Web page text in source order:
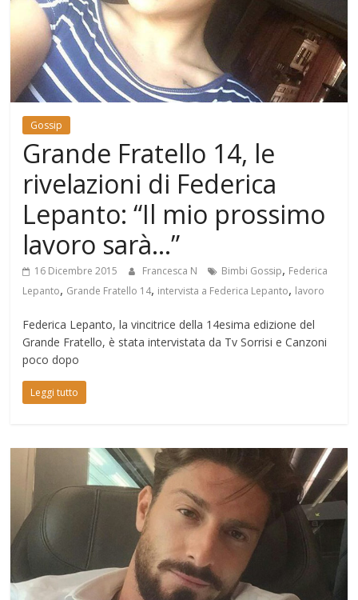
Mondo
Gossip
Grande Fratello 14, le
rivelazioni di Federica
Lepanto: “Il mio prossimo
lavoro sarà…”
16 Dicembre 2015 Francesca N Bimbi Gossip, Federica
Lepanto, Grande Fratello 14, intervista a Federica Lepanto, lavoro
Federica Lepanto, la vincitrice della 14esima edizione del
Grande Fratello, è stata intervistata da Tv Sorrisi e Canzoni
poco dopo
Leggi tutto